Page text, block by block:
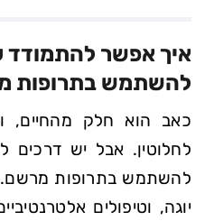
איך אפשר להתמודד
להשתמש בתרופות
כאב הוא חלק מהחיים,
לחלוטין. אבל יש
להשתמש בתרופות מרשם.
יוגה, וטיפולים